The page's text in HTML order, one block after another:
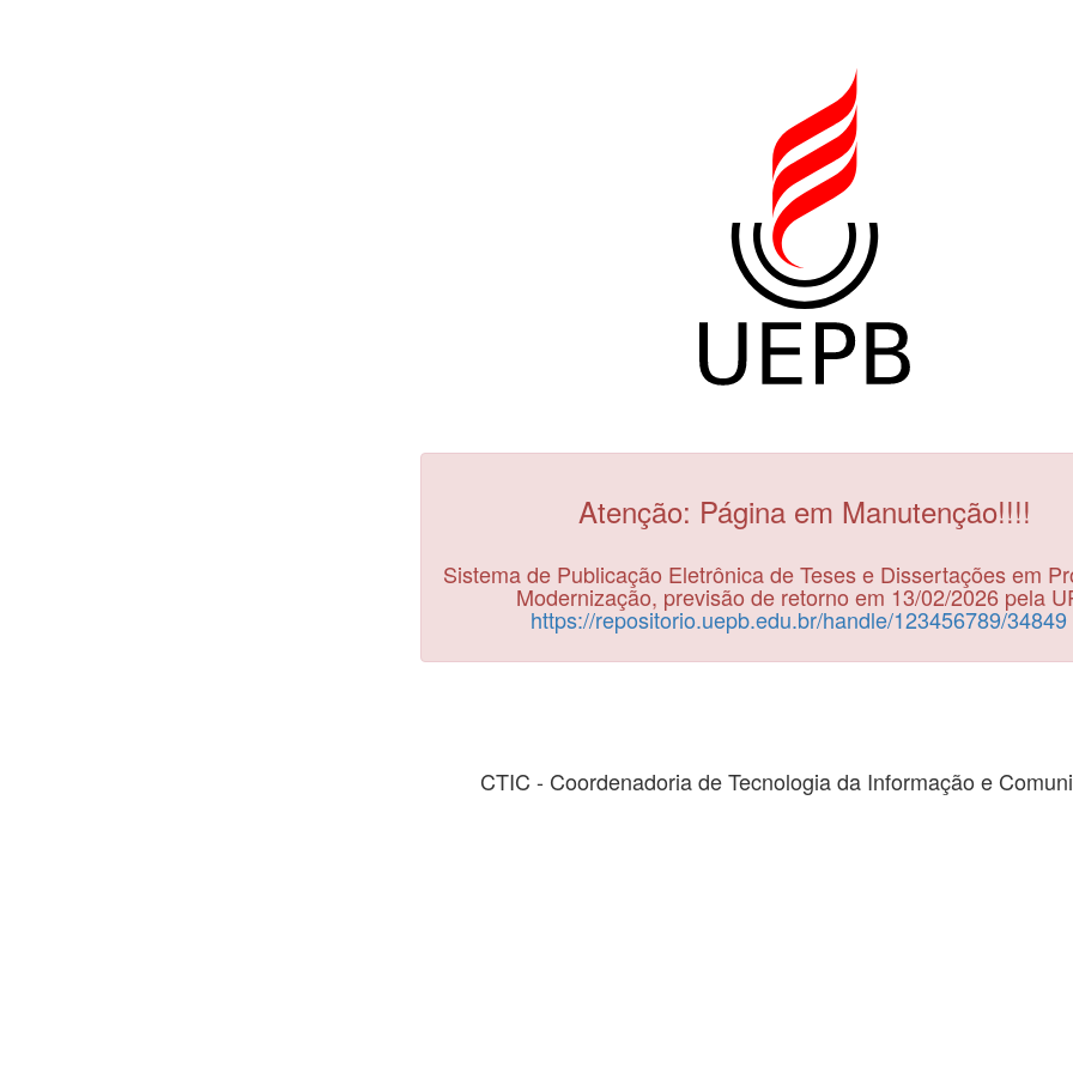
Atenção: Página em Manutenção!!!!
Sistema de Publicação Eletrônica de Teses e Dissertações em
Modernização, previsão de retorno em 13/02/2026 pela
https://repositorio.uepb.edu.br/handle/123456789/34849
CTIC - Coordenadoria de Tecnologia da Informação e